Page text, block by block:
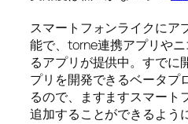
スマートフォンライクにア
能で、torne連携アプリや
るアプリが提供中。すでに
プリを開発できるベータプ
るので、ますますスマート
追加することができるよう